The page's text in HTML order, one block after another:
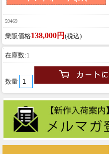
59469
業販価格138,000円 (税込)
在庫数:1
数量